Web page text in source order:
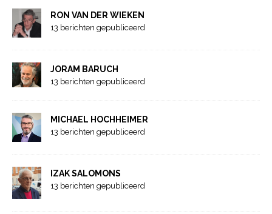
RON VAN DER WIEKEN
13 berichten gepubliceerd
JORAM BARUCH
13 berichten gepubliceerd
MICHAEL HOCHHEIMER
13 berichten gepubliceerd
IZAK SALOMONS
13 berichten gepubliceerd